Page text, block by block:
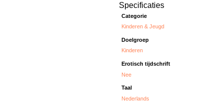
Specificaties
Categorie
Kinderen & Jeugd
Doelgroep
Kinderen
Erotisch tijdschrift
Nee
Taal
Nederlands